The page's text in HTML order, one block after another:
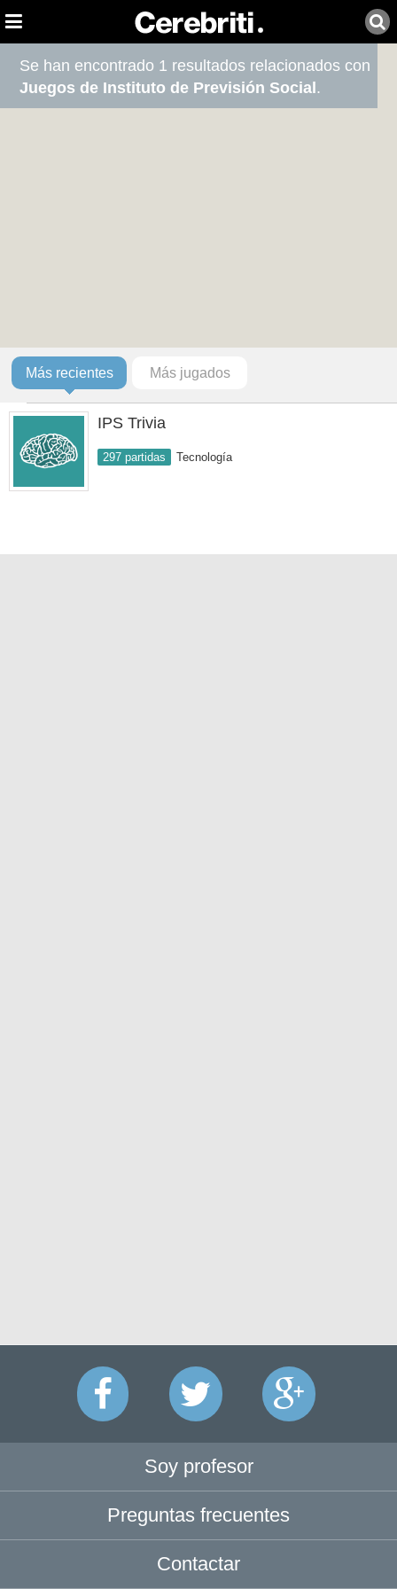
Se han encontrado 1 resultados relacionados con
Juegos de Instituto de Previsión Social .
Más recientes Más jugados
IPS Trivia
297 partidas Tecnología
Soy profesor
Preguntas frecuentes
Contactar